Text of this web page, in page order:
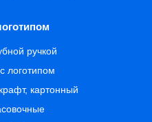
ручкой
логотипом
картонный